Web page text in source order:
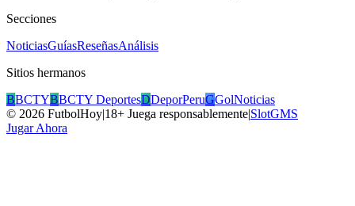
Secciones
NoticiasGuíasReseñasAnálisis
Sitios hermanos
BBCTYBBCTY DeportesDDeporPeruGGolNoticias
© 2026 FutbolHoy|18+ Juega responsablemente|SlotGMS
Jugar Ahora